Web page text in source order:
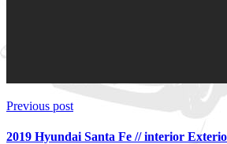
Previous post
2019 Hyundai Santa Fe // interior